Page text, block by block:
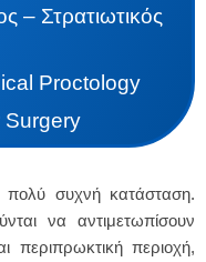
– Στρατιωτικός
Proctology
Surgery
πολύ συχνή κατάσταση.
να αντιμετωπίσουν
περιπρωκτική περιοχή,